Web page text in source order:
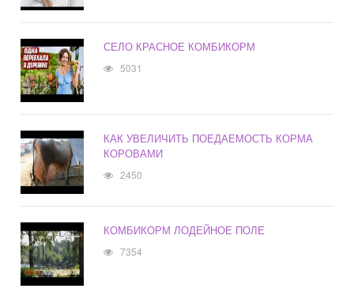
СЕЛО КРАСНОЕ КОМБИКОРМ
5031
КАК УВЕЛИЧИТЬ ПОЕДАЕМОСТЬ КОРМА
КОРОВАМИ
2450
КОМБИКОРМ ЛОДЕЙНОЕ ПОЛЕ
7354